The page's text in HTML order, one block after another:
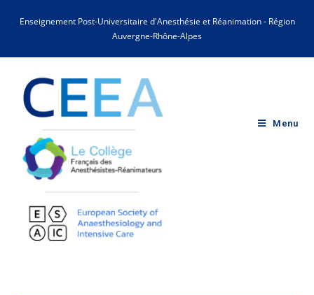
Enseignement Post-Universitaire d'Anesthésie et Réanimation - Région
Auvergne-Rhône-Alpes
Menu